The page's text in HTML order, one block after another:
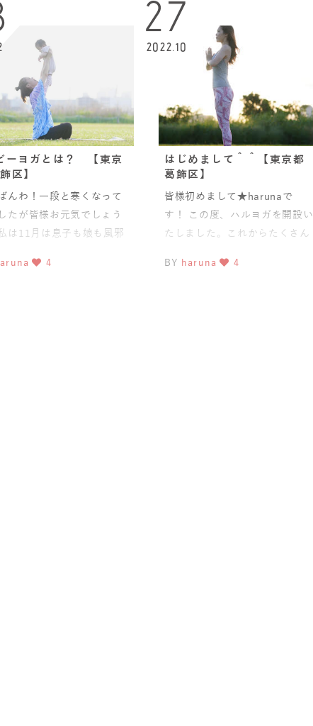
ーヨガとは？ 【東京
区】
んわ！一段と寒くなって
たが皆様お元気でしょう
は11月は息子も娘も風邪
した！子供の風邪、集
4
27
2022.10
はじめまして＾＾【東京都
葛飾区】
皆様初めまして★harunaで
す！ この度、ハルヨガを開設い
たしました。これからたくさん
マヨガ・ベビー
BY haruna 4